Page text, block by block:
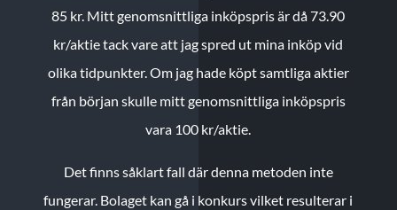
85 kr. Mitt genomsnittliga inköpspris är då 73.90
kr/aktie tack vare att jag spred ut mina inköp vid
olika tidpunkter. Om jag hade köpt samtliga aktier
från början skulle mitt genomsnittliga inköpspris
vara 100 kr/aktie.
Det finns såklart fall där denna metoden inte
fungerar. Bolaget kan gå i konkurs vilket resulterar i